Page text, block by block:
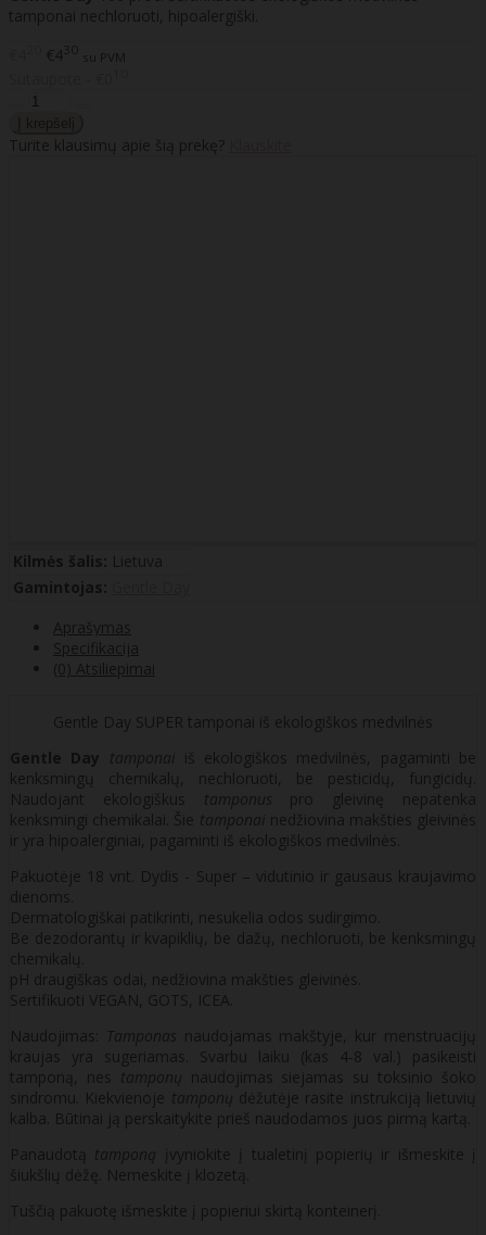
tamponai nechloruoti, hipoalergiški.
€4 30 su PVM
Turite klausimų apie šią prekę?
Kilmės šalis: Lietuva
Gamintojas:
Aprašymas
Specifikacija
(0) Atsiliepimai
Gentle Day SUPER tamponai iš ekologiškos medvilnės
Gentle Day tamponai iš ekologiškos medvilnės, pagaminti be
kenksmingų chemikalų, nechloruoti, be pesticidų, fungicidų.
Naudojant ekologiškus tamponus pro gleivinę nepatenka
kenksmingi chemikalai. Šie tamponai nedžiovina makšties gleivinės
ir yra hipoalerginiai, pagaminti iš ekologiškos medvilnės.
Pakuotėje 18 vnt. Dydis - Super – vidutinio ir gausaus kraujavimo
dienoms.
Dermatologiškai patikrinti, nesukelia odos sudirgimo.
Be dezodorantų ir kvapiklių, be dažų, nechloruoti, be kenksmingų
chemikalų.
pH draugiškas odai, nedžiovina makšties gleivinės.
Sertifikuoti VEGAN, GOTS, ICEA.
Naudojimas:
Tamponas naudojamas makštyje, kur menstruacijų
kraujas yra sugeriamas. Svarbu laiku (kas 4-8 val.) pasikeisti
tamponą, nes tamponų naudojimas siejamas su toksinio šoko
sindromu. Kiekvienoje tamponų dėžutėje rasite instrukciją lietuvių
kalba. Būtinai ją perskaitykite prieš naudodamos juos pirmą kartą.
Panaudotą tamponą įvyniokite į tualetinį popierių ir išmeskite į
šiukšlių dėžę. Nemeskite į klozetą.
Tuščią pakuotę išmeskite į popieriui skirtą konteinerį.